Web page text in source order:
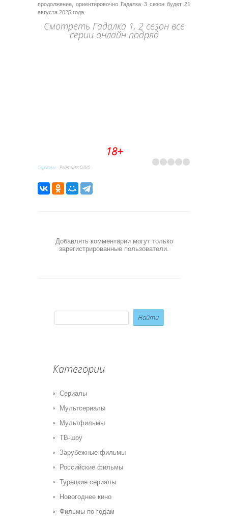
продолжение, ориентировочно Гадалка 3 сезон будет 21
августа 2025 года
Смотреть Гадалка 1, 2 сезон все
серии онлайн подряд
18+
Сериалы Рейтинг:0.0/0
Добавлять комментарии могут только
зарегистрированные пользователи.
Категории
Сериалы
Мультсериалы
Мультфильмы
ТВ-шоу
Зарубежные фильмы
Российские фильмы
Турецкие сериалы
Новогоднее кино
Фильмы по годам